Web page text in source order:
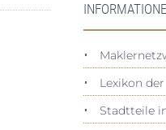
Lexikon
Stadtteile